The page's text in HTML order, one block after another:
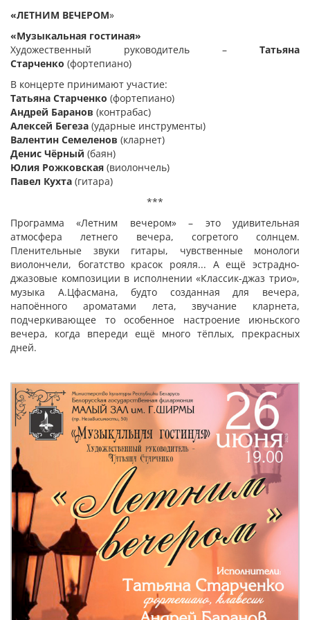
«ЛЕТНИМ ВЕЧЕРОМ»
«Музыкальная гостиная»
Художественный руководитель – Татьяна
Старченко (фортепиано)
В концерте принимают участие:
Татьяна Старченко (фортепиано)
Андрей Баранов (контрабас)
Алексей Бегеза (ударные инструменты)
Валентин Семеленов (кларнет)
Денис Чёрный (баян)
Юлия Рожковская (виолончель)
Павел Кухта (гитара)
***
Программа «Летним вечером» – это удивительная
атмосфера летнего вечера, согретого солнцем.
Пленительные звуки гитары, чувственные монологи
виолончели, богатство красок рояля... А ещё эстрадно-
джазовые композиции в исполнении «Классик-джаз трио»,
музыка А.Цфасмана, будто созданная для вечера,
напоённого ароматами лета, звучание кларнета,
подчеркивающее то особенное настроение июньского
вечера, когда впереди ещё много тёплых, прекрасных
дней.